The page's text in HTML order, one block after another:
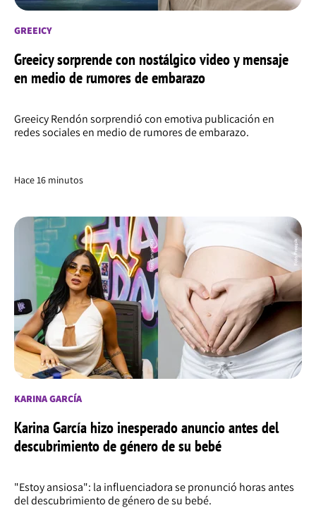
GREEICY
Greeicy sorprende con nostálgico video y mensaje
en medio de rumores de embarazo
Greeicy Rendón sorprendió con emotiva publicación en
redes sociales en medio de rumores de embarazo.
Hace 17 minutos
KARINA GARCÍA
Karina García hizo inesperado anuncio antes del
descubrimiento de género de su bebé
"Estoy ansiosa": la influenciadora se pronunció horas antes
del descubrimiento de género de su bebé.